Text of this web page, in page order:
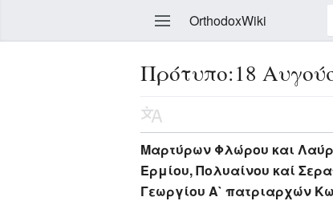
OrthodoxWiki
Επεξεργασία
Πρότυπο:18
Μαρτύρων Φλώρου και
Ερμίου, Πολυαίνου καί
Γεωργίου Α` πατριαρχών